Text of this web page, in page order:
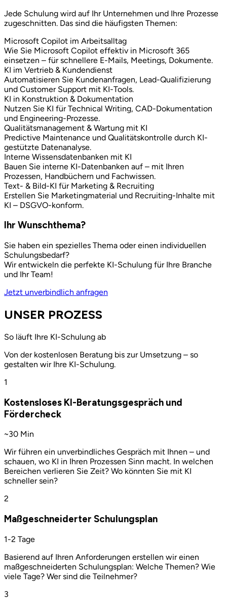
Jede Schulung wird auf Ihr Unternehmen und Ihre Prozesse
zugeschnitten. Das sind die häufigsten Themen:
Microsoft Copilot im Arbeitsalltag
Wie Sie Microsoft Copilot effektiv in Microsoft 365
einsetzen – für schnellere E-Mails, Meetings, Dokumente.
KI im Vertrieb & Kundendienst
Automatisieren Sie Kundenanfragen, Lead-Qualifizierung
und Customer Support mit KI-Tools.
KI in Konstruktion & Dokumentation
Nutzen Sie KI für Technical Writing, CAD-Dokumentation
und Engineering-Prozesse.
Qualitätsmanagement & Wartung mit KI
Predictive Maintenance und Qualitätskontrolle durch KI-
gestützte Datenanalyse.
Interne Wissensdatenbanken mit KI
Bauen Sie interne KI-Datenbanken auf – mit Ihren
Prozessen, Handbüchern und Fachwissen.
Text- & Bild-KI für Marketing & Recruiting
Erstellen Sie Marketingmaterial und Recruiting-Inhalte mit
KI – DSGVO-konform.
Ihr Wunschthema?
Sie haben ein spezielles Thema oder einen individuellen
Schulungsbedarf?
Wir entwickeln die perfekte KI-Schulung für Ihre Branche
und Ihr Team!
Jetzt unverbindlich anfragen
UNSER PROZESS
So läuft Ihre KI-Schulung ab
Von der kostenlosen Beratung bis zur Umsetzung – so
gestalten wir Ihre KI-Schulung.
1
Kostensloses KI-Beratungsgespräch und
Fördercheck
~30 Min
Wir führen ein unverbindliches Gespräch mit Ihnen – und
schauen, wo KI in Ihren Prozessen Sinn macht. In welchen
Bereichen verlieren Sie Zeit? Wo könnten Sie mit KI
schneller sein?
2
Maßgeschneiderter Schulungsplan
1-2 Tage
Basierend auf Ihren Anforderungen erstellen wir einen
maßgeschneiderten Schulungsplan: Welche Themen? Wie
viele Tage? Wer sind die Teilnehmer?
3